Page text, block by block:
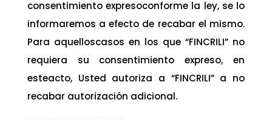
consentimiento expresoconforme la ley, se lo
informaremos a efecto de recabar el mismo.
Para aquelloscasos en los que “FINCRILI” no
requiera su consentimiento expreso, en
esteacto, Usted autoriza a “FINCRILI” a no
recabar autorización adicional.